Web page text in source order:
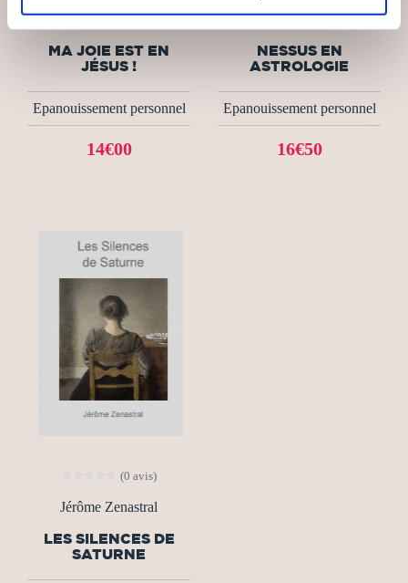
Lê Alexandre
MA JOIE EST EN
JÉSUS !
Epanouissement personnel
14€00
Jérôme Zenastral
NESSUS EN
ASTROLOGIE
Epanouissement personnel
16€50
(0 avis)
Jérôme Zenastral
LES SILENCES DE
SATURNE